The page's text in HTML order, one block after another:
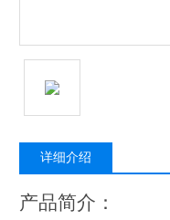
详细介绍
产品简介：